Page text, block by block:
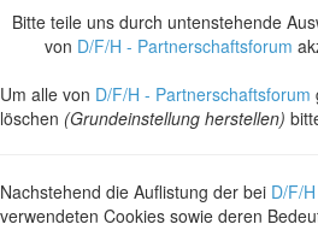
Bitte teile uns durch untenstehende
von D/F/H - Partnerschaftsforum
Um alle von D/F/H - Partnerschaftsforum
löschen (Grundeinstellung herstellen)
Nachstehend die Auflistung der bei D/F/
verwendeten Cookies sowie deren